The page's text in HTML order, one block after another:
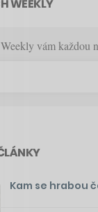
WEEKLY
vám každou
Kam se hrabou